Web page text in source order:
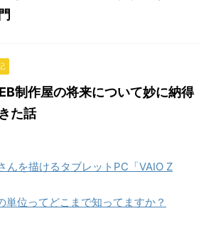
制作屋の将来について妙に納得
た話
を描けるタブレットPC「VAIO Z
単位ってどこまで知ってますか？